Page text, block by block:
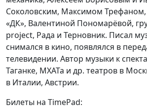
Соколовским, Максимом Трефаном,
«ДК», Валентиной Пономарёвой,
project, Рада и Терновник. Писал
снимался в кино, появлялся в
телевидении. Автор музыки к
Таганке, МХАТа и др. театров в
в Италии, Австрии.
Билеты на TimePad: